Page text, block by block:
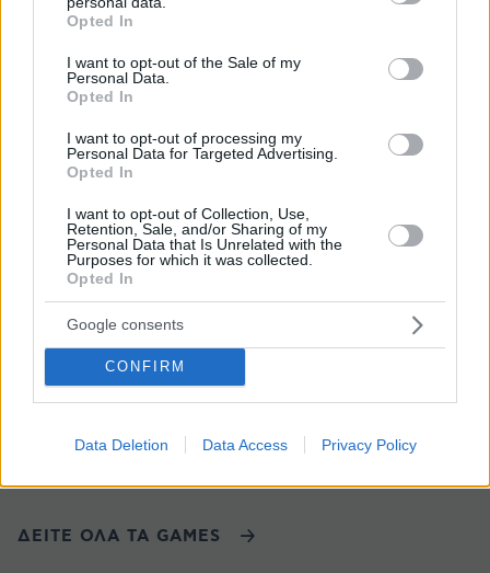
grant or deny consent to Google and its third-party tags to
use your data for below specified purposes in below Google
consent section.
Opted In
I want to opt-out of the Sale of my
Personal Data.
Opted In
I want to opt-out of processing my
Personal Data for Targeted Advertising.
Opted In
I want to opt-out of Collection, Use,
Retention, Sale, and/or Sharing of my
Personal Data that Is Unrelated with the
Purposes for which it was collected.
Opted In
Google consents
CONFIRM
Data Deletion Data Access Privacy Policy
«Δεν είναι η Τζορτζίνα»: Απίστευτο
από εκκλησία περίμεναν τον γάμο του
Ρονάλντο και είδαν άλλο ζευγάρι, η
αντίδραση του Πορτογάλου σταρ
08.08.2026, 21:05 11
Games
Northern Heights
ΔΕΙΤΕ ΟΛΑ ΤΑ GAMES